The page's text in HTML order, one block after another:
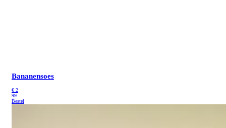
Bananensoes
€ 2
99
Bestel